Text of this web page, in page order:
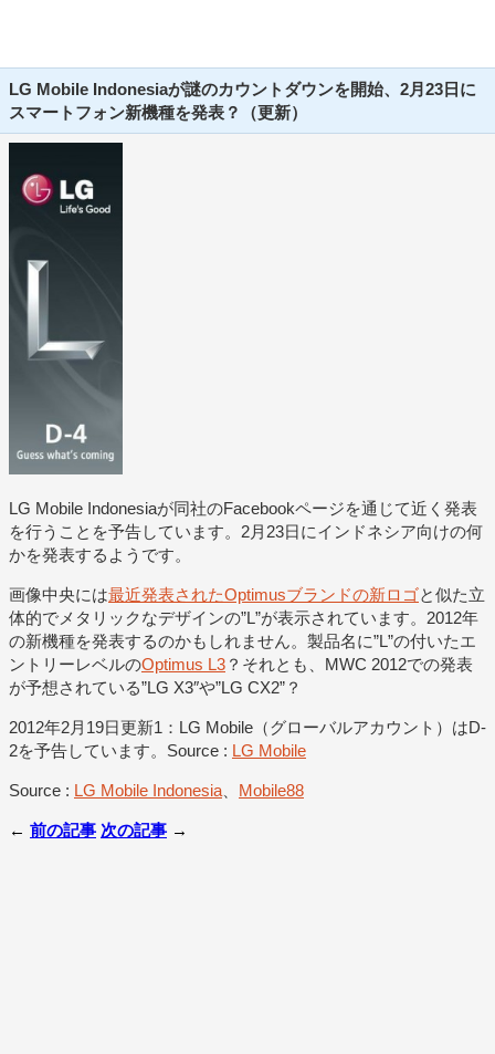
LG Mobile Indonesiaが謎のカウントダウンを開始、2月23日に
スマートフォン新機種を発表？（更新）
LG Mobile Indonesiaが同社のFacebookページを通じて近く発表
を行うことを予告しています。2月23日にインドネシア向けの何
かを発表するようです。
画像中央には最近発表されたOptimusブランドの新ロゴと似た立
体的でメタリックなデザインの”L”が表示されています。2012年
の新機種を発表するのかもしれません。製品名に”L”の付いたエ
ントリーレベルのOptimus L3 ？それとも、MWC 2012での発表
が予想されている”LG X3″や”LG CX2”？
2012年2月19日更新1：LG Mobile（グローバルアカウント）はD-
2を予告しています。Source : LG Mobile
Source : LG Mobile Indonesia Mobile88
← 前の記事 次の記事 →